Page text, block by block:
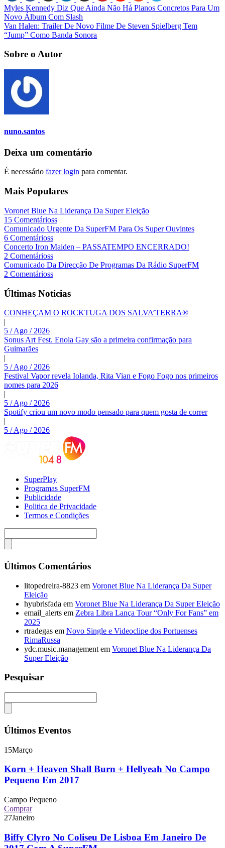
Myles Kennedy Diz Que Ainda Não Há Planos Concretos Para Um
Novo Álbum Com Slash
Van Halen: Trailer De Novo Filme De Steven Spielberg Tem
“Jump” Como Banda Sonora
Sobre o Autor
nuno.santos
Deixa um comentário
É necessário fazer login para comentar.
Mais Populares
Voronet Blue Na Liderança Da Super Eleição
15 Comentárioss
Comunicado Urgente Da SuperFM Para Os Super Ouvintes
6 Comentárioss
Concerto Iron Maiden – PASSATEMPO ENCERRADO!
2 Comentárioss
Comunicado Da Direcção De Programas Da Rádio SuperFM
2 Comentárioss
Últimas Noticias
CONHEÇAM O ROCKTUGA DOS SALVA’TERRA®
|
5 / Ago / 2026
Sonus Art Fest. Enola Gay são a primeira confirmação para
Guimarães
|
5 / Ago / 2026
Festival Vapor revela Iolanda, Rita Vian e Fogo Fogo nos primeiros
nomes para 2026
|
5 / Ago / 2026
Spotify criou um novo modo pensado para quem gosta de correr
|
5 / Ago / 2026
SuperPlay
Programas SuperFM
Publicidade
Politica de Privacidade
Termos e Condições
Últimos Comentários
litopedreira-8823 em Voronet Blue Na Liderança Da Super
Eleição
hyubrisfada em Voronet Blue Na Liderança Da Super Eleição
email_alerts em Zebra Libra Lança Tour “Only For Fans” em
2025
rtradegas em Novo Single e Videoclipe dos Portuenses
RimaRussa
ydc.music.management em Voronet Blue Na Liderança Da
Super Eleição
Pesquisar
Últimos Eventos
15Março
Korn + Heaven Shall Burn + Hellyeah No Campo
Pequeno Em 2017
Campo Pequeno
Comprar
27Janeiro
Biffy Clyro No Coliseu De Lisboa Em Janeiro De